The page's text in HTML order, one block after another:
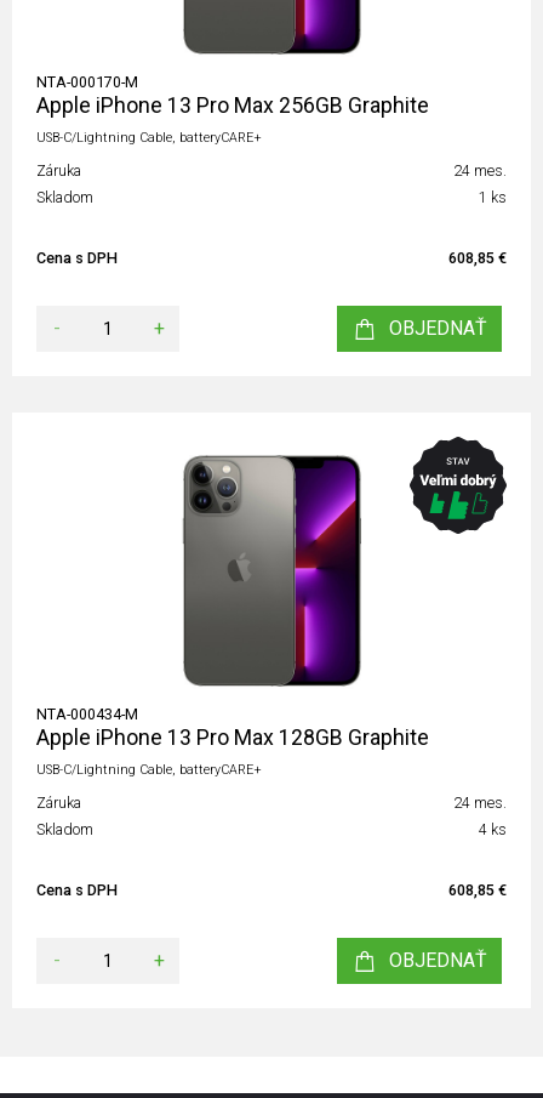
NTA-000170-M
Apple iPhone 13 Pro Max 256GB Graphite
USB-C/Lightning Cable, batteryCARE+
Záruka
24 mes.
Skladom
1 ks
Cena s DPH 608,85 €
- + OBJEDNAŤ
NTA-000434-M
Apple iPhone 13 Pro Max 128GB Graphite
USB-C/Lightning Cable, batteryCARE+
Záruka
24 mes.
Skladom
4 ks
Cena s DPH 608,85 €
- + OBJEDNAŤ